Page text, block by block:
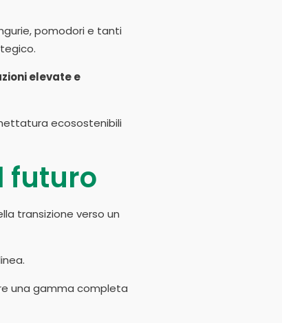
pomodori e tanti
elevate e
ecosostenibili
futuro
transizione verso un
una gamma completa